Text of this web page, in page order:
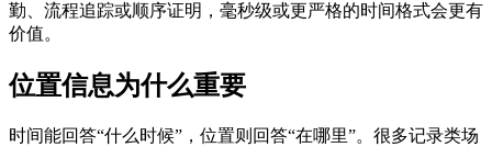
勤、流程追踪或顺序证明，毫秒级或更严格的时间格式会更有
价值。
位置信息为什么重要
时间能回答“什么时候”，位置则回答“在哪里”。很多记录类场